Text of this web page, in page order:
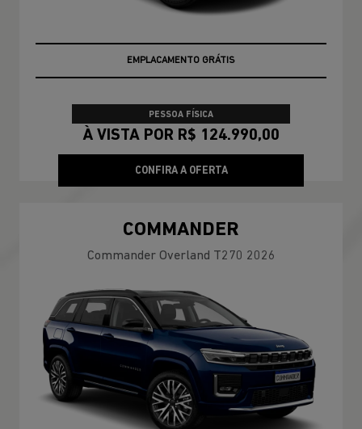
EMPLACAMENTO GRÁTIS
PESSOA FÍSICA
À VISTA POR R$ 124.990,00
CONFIRA A OFERTA
COMMANDER
Commander Overland T270 2026